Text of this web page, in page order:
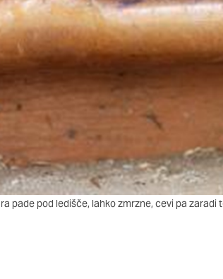
pade pod ledišče, lahko zmrzne, cevi pa zaradi
nato uporabijo za prikazovanje
prepoznavanje vašega brskalnika in
ciljnega spletnega oglaševanja.